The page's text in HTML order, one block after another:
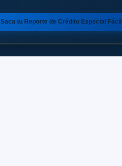
Saca tu Reporte de Crédito Especial Fácil